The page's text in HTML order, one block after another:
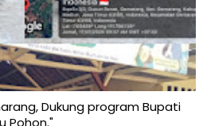
Dukung program Bupati
Pohon."